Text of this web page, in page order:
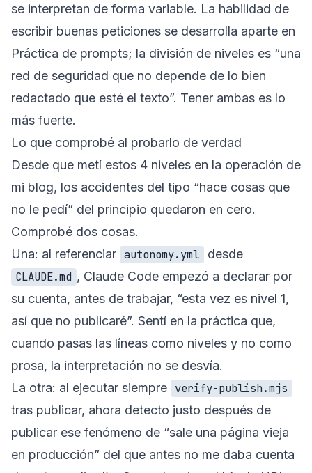
se interpretan de forma variable. La habilidad de
escribir buenas peticiones se desarrolla aparte en
Práctica de prompts; la división de niveles es “una
red de seguridad que no depende de lo bien
redactado que esté el texto”. Tener ambas es lo
más fuerte.
Lo que comprobé al probarlo de verdad
Desde que metí estos 4 niveles en la operación de
mi blog, los accidentes del tipo “hace cosas que
no le pedí” del principio quedaron en cero.
Comprobé dos cosas.
Una: al referenciar autonomy.yml
desde
CLAUDE.md , Claude Code empezó a declarar por
su cuenta, antes de trabajar, “esta vez es nivel 1,
así que no publicaré”. Sentí en la práctica que,
cuando pasas las líneas como niveles y no como
prosa, la interpretación no se desvía.
La otra: al ejecutar siempre verify-publish.mjs
tras publicar, ahora detecto justo después de
publicar ese fenómeno de “sale una página vieja
en producción” del que antes no me daba cuenta